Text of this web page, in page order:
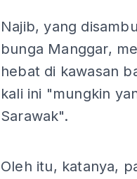
Najib, yang
bunga Manggar,
hebat di kawasan
kali ini "mungkin
Sarawak".
Oleh itu, katanya,